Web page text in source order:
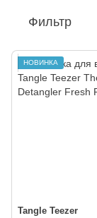
Фильтр
НОВИНКА
Tangle Teezer